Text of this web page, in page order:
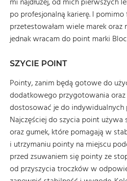
po profesjonalną karierę. I
przetestowałam wiele marek
jednak wracam do point marki
SZYCIE POINT
Pointy, zanim będą gotowe do
dodatkowego przygotowania oraz
dostosować je do indywidualnych
Najczęściej do szycia point
oraz gumek, które pomagają w
i utrzymaniu pointy na miejscu
przed zsuwaniem się pointy ze
od przyszycia troczków w